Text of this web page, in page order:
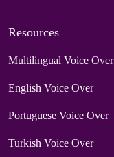
Resources
Multilingual Voice Over
English Voice Over
Portuguese Voice Over
Turkish Voice Over